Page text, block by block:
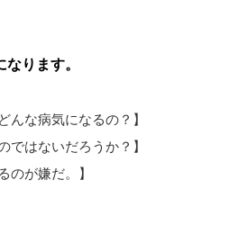
ります。
んな病気になるの？】
ではないだろうか？】
のが嫌だ。】